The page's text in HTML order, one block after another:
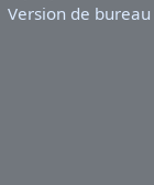
Version de bureau